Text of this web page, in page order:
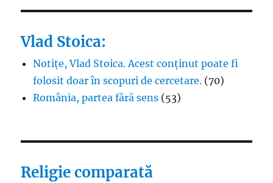
Vlad Stoica:
Notițe, Vlad Stoica. Acest conținut poate fi
folosit doar în scopuri de cercetare. (70)
România, partea fără sens (53)
Religie comparată